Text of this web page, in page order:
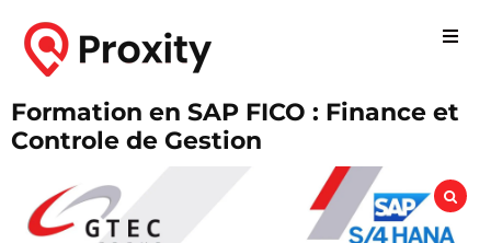
Formation en SAP FICO : Finance et
Controle de Gestion